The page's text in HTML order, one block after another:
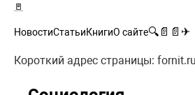
🚪
НовостиСтатьиКнигиО сайте🔍 📄 📄 ✈
Короткий адрес страницы: